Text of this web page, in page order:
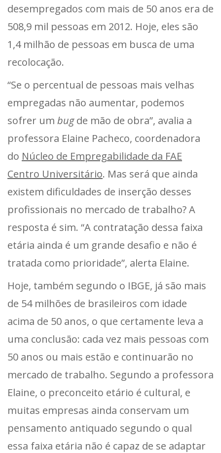
desempregados com mais de 50 anos era de
508,9 mil pessoas em 2012. Hoje, eles são
1,4 milhão de pessoas em busca de uma
recolocação.
“Se o percentual de pessoas mais velhas
empregadas não aumentar, podemos
sofrer um bugde mão de obra”, avalia a
professora Elaine Pacheco, coordenadora
do Núcleo de Empregabilidade da FAE
Centro Universitário. Mas será que ainda
existem dificuldades de inserção desses
profissionais no mercado de trabalho? A
resposta é sim. “A contratação dessa faixa
etária ainda é um grande desafio e não é
tratada como prioridade”, alerta Elaine.
Hoje, também segundo o IBGE, já são mais
de 54 milhões de brasileiros com idade
acima de 50 anos, o que certamente leva a
uma conclusão: cada vez mais pessoas com
50 anos ou mais estão e continuarão no
mercado de trabalho. Segundo a professora
Elaine, o preconceito etário é cultural, e
muitas empresas ainda conservam um
pensamento antiquado segundo o qual
essa faixa etária não é capaz de se adaptar